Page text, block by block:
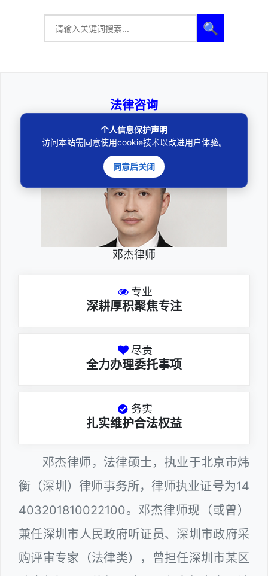
🔍
法律咨询
————受人之托、忠人之事————
邓杰律师
专业
深耕厚积聚焦专注
尽责
全力办理委托事项
务实
扎实维护合法权益
邓杰律师，法律硕士，执业于北京市炜
衡（深圳）律师事务所，律师执业证号为14
403201810022100。邓杰律师现（或曾）
兼任深圳市人民政府听证员、深圳市政府采
购评审专家（法律类），曾担任深圳市某区
个人信息保护声明
访问本站需同意使用cookie技术以改进用户体验。
同意后关闭